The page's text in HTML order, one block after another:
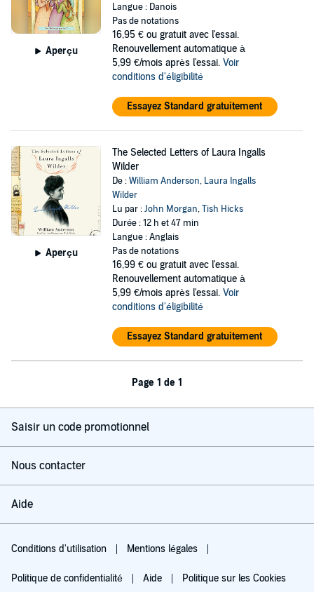
Aperçu
Langue : Danois
Pas de notations
16,95 € ou gratuit avec l'essai.
Renouvellement automatique à
5,99 €/mois après l'essai. Voir
conditions d'éligibilité
Essayez Standard gratuitement
Aperçu
The Selected Letters of Laura Ingalls
Wilder
De :William Anderson, Laura Ingalls
Wilder
Lu par :John Morgan,Tish Hicks
Durée : 12 h et 47 min
Langue : Anglais
Pas de notations
16,99 € ou gratuit avec l'essai.
Renouvellement automatique à
5,99 €/mois après l'essai. Voir
conditions d'éligibilité
Essayez Standard gratuitement
Page 1 de 1
Saisir un code promotionnel
Nous contacter
Aide
Conditions d'utilisation Mentions légales
Politique de confidentialité Aide Politique sur les Cookies